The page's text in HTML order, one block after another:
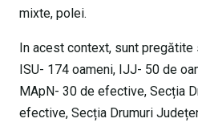
mixte, polei.
In acest context, sunt
ISU- 174 oameni, IJJ- 50 de
MApN- 30 de efective, Secția
efective, Secția Drumuri